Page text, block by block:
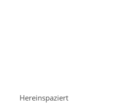
Hereinspaziert